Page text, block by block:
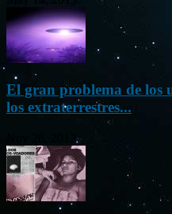
El gran problema de los
los extraterrestres...